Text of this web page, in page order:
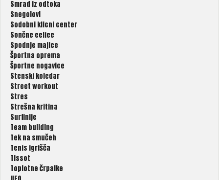
Smrad iz odtoka
Snegolovi
Sodobni klicni center
Sončne celice
Spodnje majice
Športna oprema
Športne nogavice
Stenski koledar
Street workout
Stres
Strešna kritina
Surfinije
Team building
Tek na smučeh
Tenis igrišča
Tissot
Toplotne črpalke